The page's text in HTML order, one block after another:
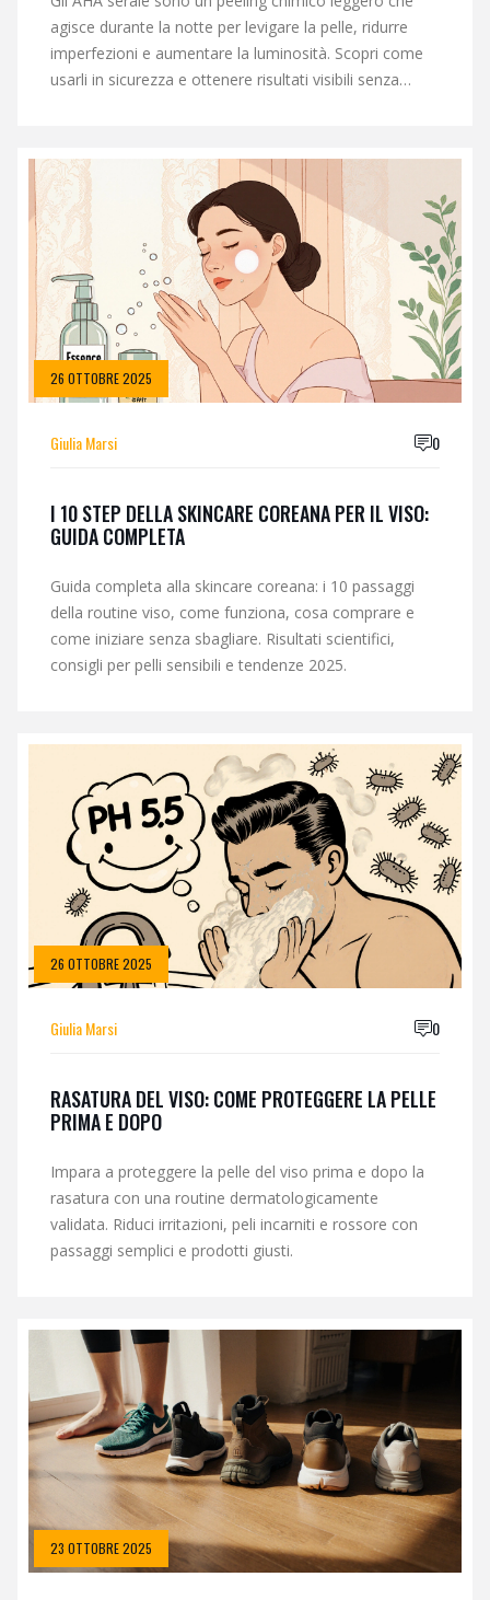
agisce durante la notte per levigare la pelle, ridurre
imperfezioni e aumentare la luminosità. Scopri come
usarli in sicurezza e ottenere risultati visibili senza
26 OTTOBRE 2025
Giulia Marsi 0
I 10 STEP DELLA SKINCARE COREANA PER IL VISO:
GUIDA COMPLETA
Guida completa alla skincare coreana: i 10 passaggi
della routine viso, come funziona, cosa comprare e
come iniziare senza sbagliare. Risultati scientifici,
consigli per pelli sensibili e tendenze 2025.
26 OTTOBRE 2025
Giulia Marsi 0
RASATURA DEL VISO: COME PROTEGGERE LA PELLE
PRIMA E DOPO
Impara a proteggere la pelle del viso prima e dopo la
rasatura con una routine dermatologicamente
validata. Riduci irritazioni, peli incarniti e rossore con
passaggi semplici e prodotti giusti.
23 OTTOBRE 2025